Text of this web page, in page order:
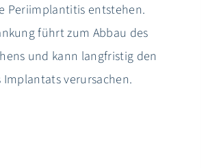
Periimplantitis entstehen.
führt zum Abbau des
und kann langfristig den
Implantats verursachen.